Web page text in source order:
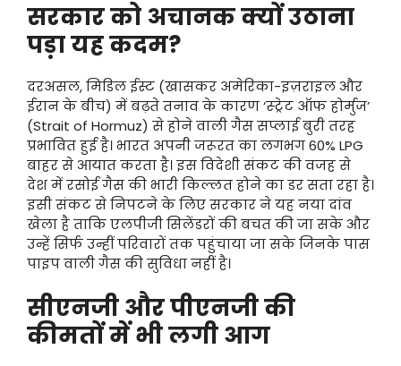
सरकार को अचानक क्यों उठाना
पड़ा यह कदम?
दरअसल, मिडिल ईस्ट (खासकर अमेरिका-इज़राइल और
ईरान के बीच) में बढ़ते तनाव के कारण ‘स्ट्रेट ऑफ होर्मुज’
(Strait of Hormuz) से होने वाली गैस सप्लाई बुरी तरह
प्रभावित हुई है।भारत अपनी जरूरत का लगभग 60% LPG
बाहर से आयात करता है। इस विदेशी संकट की वजह से
देश में रसोई गैस की भारी किल्लत होने का डर सता रहा है।
इसी संकट से निपटने के लिए सरकार ने यह नया दांव
खेला है ताकि एलपीजी सिलेंडरों की बचत की जा सके और
उन्हें सिर्फ उन्हीं परिवारों तक पहुंचाया जा सके जिनके पास
पाइप वाली गैस की सुविधा नहीं है।
सीएनजी और पीएनजी की
कीमतों में भी लगी आग